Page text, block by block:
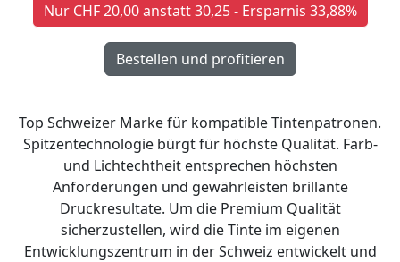
Nur CHF 20,00 anstatt 30,25 - Ersparnis 33,88%
Top Schweizer Marke für kompatible Tintenpatronen.
Spitzentechnologie bürgt für höchste Qualität. Farb-
und Lichtechtheit entsprechen höchsten
Anforderungen und gewährleisten brillante
Druckresultate. Um die Premium Qualität
sicherzustellen, wird die Tinte im eigenen
Entwicklungszentrum in der Schweiz entwickelt und